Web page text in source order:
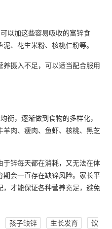
以加这些容易吸收的富锌食
、花生米粉、核桃仁粉等。
摄入不足，可以适当配合服用
衡，逐渐做到食物的多样化，
肉、瘦肉、鱼虾、核桃、黑芝
锌每天都在消耗，又无法在体
会一直存在缺锌风险。家长平
才能保证各种营养充足，避免
孩子缺锌 生长发育
饮